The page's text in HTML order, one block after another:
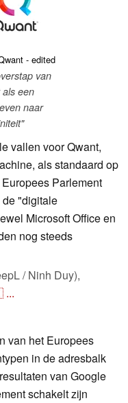
- edited
van
als een
naar
vallen voor Qwant,
als standaard op
Parlement
de "digitale
Microsoft Office en
nog steeds
/ Ninh Duy),
...
van het Europees
in de adresbalk
van Google
schakelt zijn